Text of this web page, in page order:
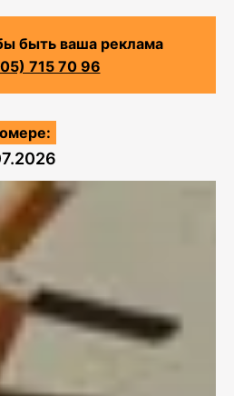
быть ваша реклама
715 70 96